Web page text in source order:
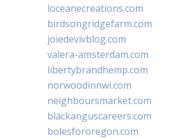
loceanecreations.com
birdsongridgefarm.com
joiedevivblog.com
valera-amsterdam.com
libertybrandhemp.com
norwoodinnwi.com
neighboursmarket.com
blackanguscareers.com
bolesfororegon.com